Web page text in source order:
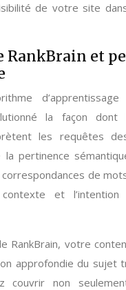
de votre site
et
la façon
les requêtes
la pertinence
de
et l’intention
RankBrain, votre
approfondie du sujet
couvrir non